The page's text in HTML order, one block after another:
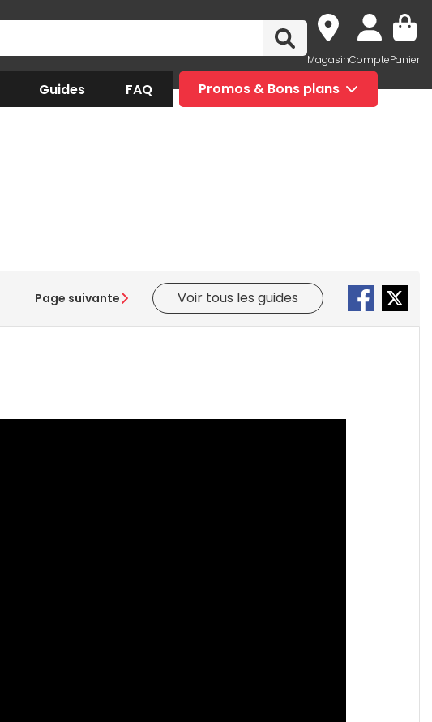
MagasinComptePanier
Guides FAQ Promos & Bons plans
Page suivante Voir tous les guides